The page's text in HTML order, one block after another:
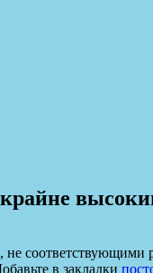
в закладки